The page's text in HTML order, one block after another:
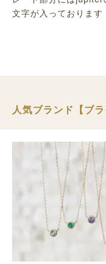
文字が入っておりま
人気ブランド【ブ